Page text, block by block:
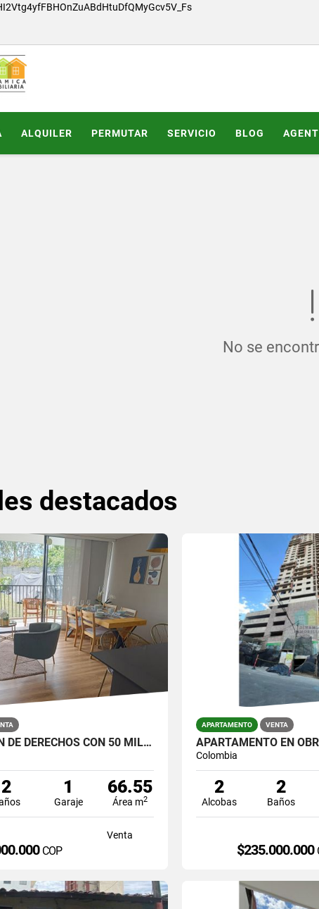
ALQUILER PERMUTAR SERVICIO BLOG
No se
destacados
GANGA! CESIÓN DE DERECHOS CON 50 MILLONES DE DESCUENTO, MARINILLA
2 1
Garaje
66.55
Área m2
Venta
COP
APARTAMENTO VENTA
APARTAMENTO EN
Colombia
2
Alcobas
2
Baños
$235.000.000